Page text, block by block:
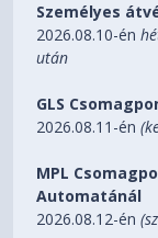
Speakers
Camera
Battery
Személyes
2026.08.10-én
után
GLS
2026.08.11-én
MPL
Automatánál
2026.08.12-én